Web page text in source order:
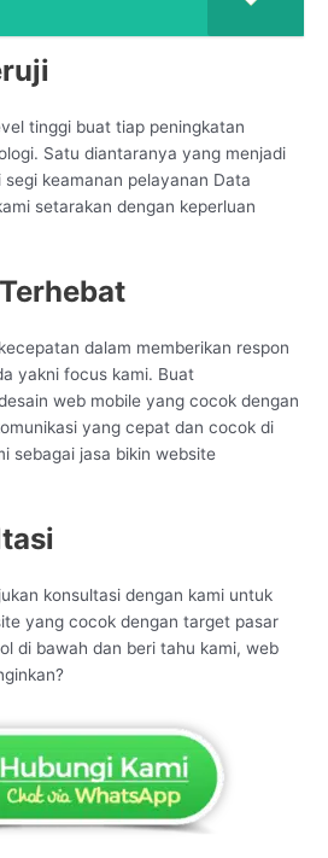
tinggi buat tiap peningkatan
Satu diantaranya yang menjadi
keamanan pelayanan Data
setarakan dengan keperluan
dalam memberikan respon
yakni focus kami. Buat
web mobile yang cocok dengan
yang cepat dan cocok di
sebagai jasa bikin website
konsultasi dengan kami untuk
yang cocok dengan target pasar
di bawah dan beri tahu kami, web